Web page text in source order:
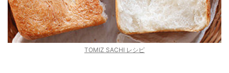
TOMIZ SACHI レシピ